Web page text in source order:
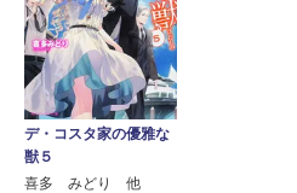
デ・コスタ家の優雅な
獣５
喜多 みどり 他